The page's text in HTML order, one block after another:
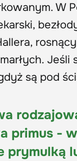
W
Jeśli
są pod
primus -
prymulką